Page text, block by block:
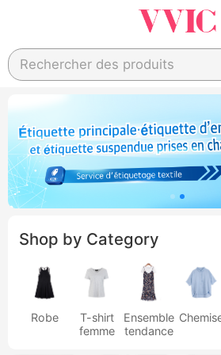
Rechercher des produits
Shop by Category
Robe
T-shirt
femme
Ensemble
tendance